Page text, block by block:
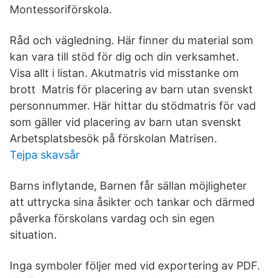
Montessoriförskola.
Råd och vägledning. Här finner du material som
kan vara till stöd för dig och din verksamhet.
Visa allt i listan. Akutmatris vid misstanke om
brott Matris för placering av barn utan svenskt
personnummer. Här hittar du stödmatris för vad
som gäller vid placering av barn utan svenskt
Arbetsplatsbesök på förskolan Matrisen.
Tejpa skavsår
Barns inflytande, Barnen får sällan möjligheter
att uttrycka sina åsikter och tankar och därmed
påverka förskolans vardag och sin egen
situation.
Inga symboler följer med vid exportering av PDF.